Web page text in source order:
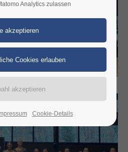
Latein in Düsseldorf! 💃🕺
Analytics zulassen
Cookie-Details